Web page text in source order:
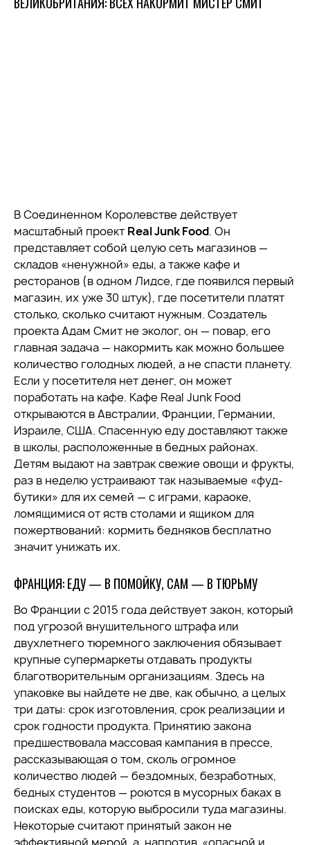
В Соединенном Королевстве действует
масштабный проект Real Junk Food. Он
представляет собой целую сеть магазинов —
складов «ненужной» еды, а также кафе и
ресторанов (в одном Лидсе, где появился первый
магазин, их уже 30 штук), где посетители платят
столько, сколько считают нужным. Создатель
проекта Адам Смит не эколог, он — повар, его
главная задача — накормить как можно большее
количество голодных людей, а не спасти планету.
Если у посетителя нет денег, он может
поработать на кафе. Кафе Real Junk Food
открываются в Австралии, Франции, Германии,
Израиле, США. Спасенную еду доставляют также
в школы, расположенные в бедных районах.
Детям выдают на завтрак свежие овощи и фрукты,
раз в неделю устраивают так называемые «фуд-
бутики» для их семей — с играми, караоке,
ломящимися от яств столами и ящиком для
пожертвований: кормить бедняков бесплатно
значит унижать их.
ФРАНЦИЯ: ЕДУ — В ПОМОЙКУ, САМ — В ТЮРЬМУ
Во Франции с 2015 года действует закон, который
под угрозой внушительного штрафа или
двухлетнего тюремного заключения обязывает
крупные супермаркеты отдавать продукты
благотворительным организациям. Здесь на
упаковке вы найдете не две, как обычно, а целых
три даты: срок изготовления, срок реализации и
срок годности продукта. Принятию закона
предшествовала массовая кампания в прессе,
рассказывающая о том, сколь огромное
количество людей — бездомных, безработных,
бедных студентов — роются в мусорных баках в
поисках еды, которую выбросили туда магазины.
Некоторые считают принятый закон не